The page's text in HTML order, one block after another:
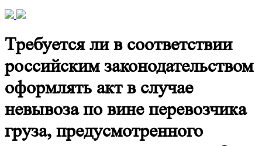
Требуется ли в соответствии
российским законодательством
оформлять акт в случае
невывоза по вине перевозчика
груза, предусмотренного